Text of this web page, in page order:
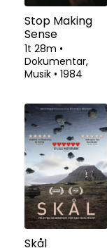
Stop Making
Sense
1t 28m •
Dokumentar,
Musik • 1984
Skål